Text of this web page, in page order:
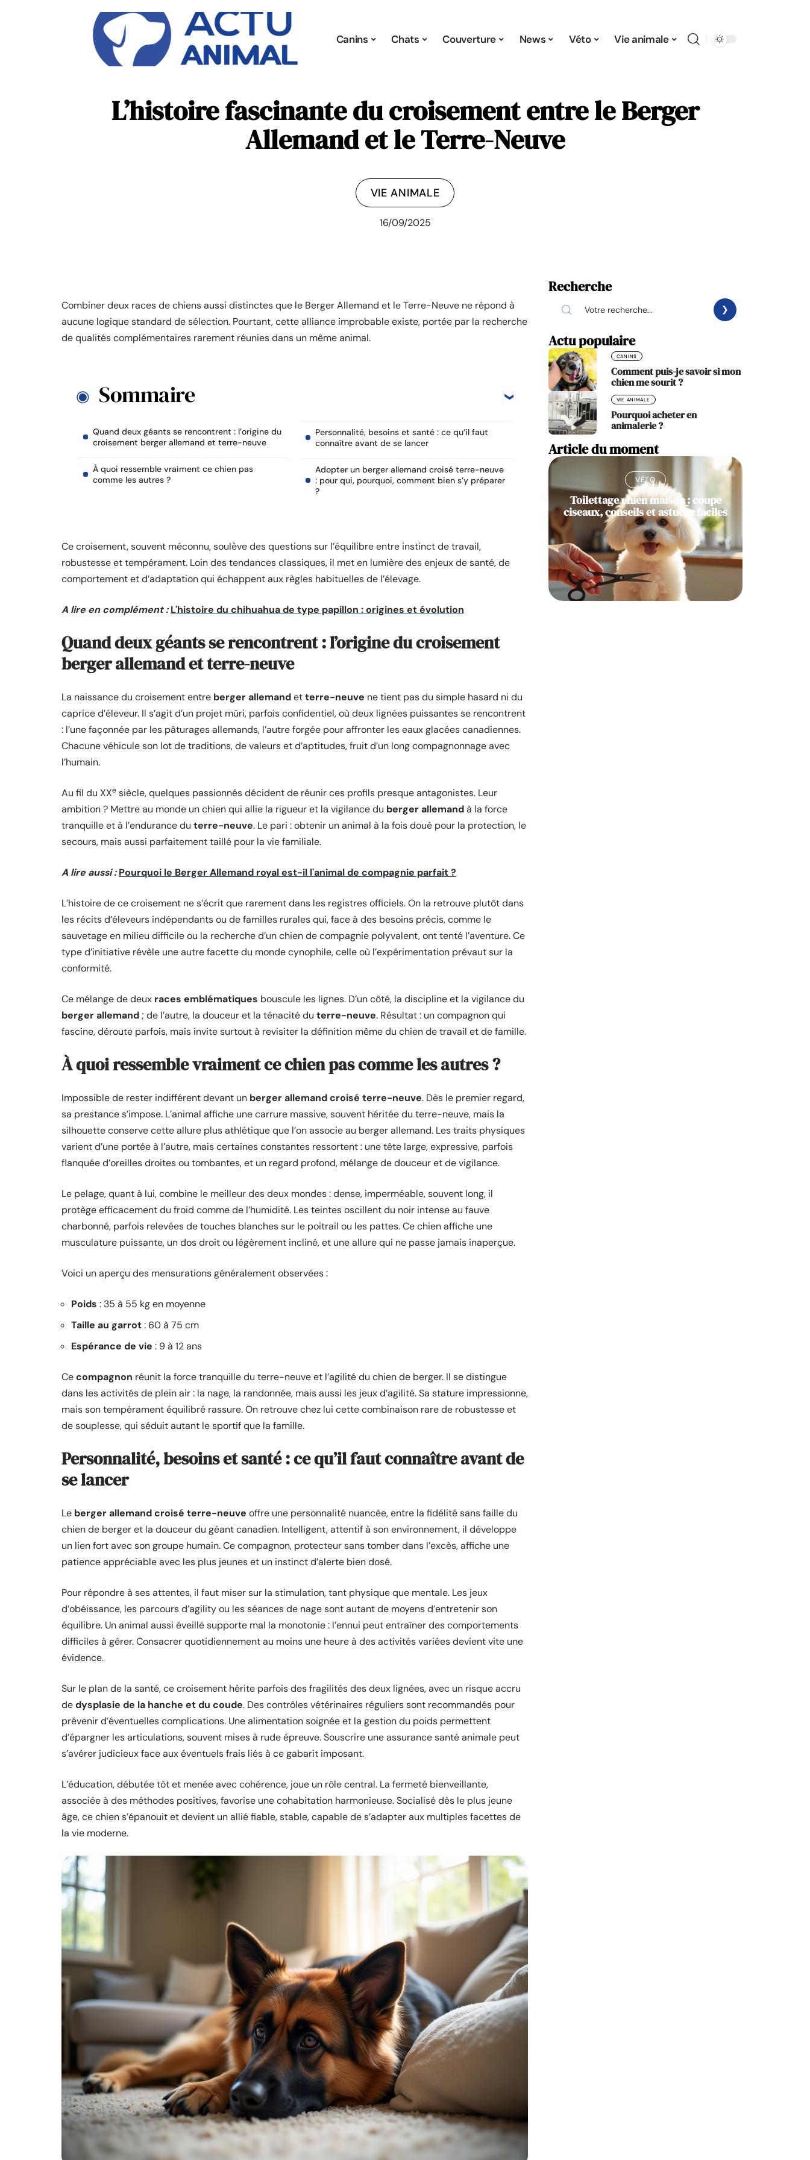
Canins Chats Couverture News Véto Vie animale
L’histoire fascinante du croisement entre le Berger
Allemand et le Terre-Neuve
VIE ANIMALE
16/09/2025
Combiner deux races de chiens aussi distinctes que le Berger Allemand et le Terre-Neuve ne répond à
aucune logique standard de sélection. Pourtant, cette alliance improbable existe, portée par la recherche
de qualités complémentaires rarement réunies dans un même animal.
Sommaire
Quand deux géants se rencontrent : l’origine du
croisement berger allemand et terre-neuve
À quoi ressemble vraiment ce chien pas
comme les autres ?
Personnalité, besoins et santé : ce qu’il faut
connaître avant de se lancer
Adopter un berger allemand croisé terre-neuve
: pour qui, pourquoi, comment bien s’y préparer
?
Ce croisement, souvent méconnu, soulève des questions sur l’équilibre entre instinct de travail,
robustesse et tempérament. Loin des tendances classiques, il met en lumière des enjeux de santé, de
comportement et d’adaptation qui échappent aux règles habituelles de l’élevage.
A lire en complément : L'histoire du chihuahua de type papillon : origines et évolution
Quand deux géants se rencontrent : l’origine du croisement
berger allemand et terre-neuve
La naissance du croisement entre berger allemandetterre-neuve ne tient pas du simple hasard ni du
caprice d’éleveur. Il s’agit d’un projet mûri, parfois confidentiel, où deux lignées puissantes se rencontrent
: l’une façonnée par les pâturages allemands, l’autre forgée pour affronter les eaux glacées canadiennes.
Chacune véhicule son lot de traditions, de valeurs et d’aptitudes, fruit d’un long compagnonnage avec
l’humain.
Au fil du XXe siècle, quelques passionnés décident de réunir ces profils presque antagonistes. Leur
ambition ? Mettre au monde un chien qui allie la rigueur et la vigilance du berger allemandà la force
tranquille et à l’endurance du terre-neuve. Le pari : obtenir un animal à la fois doué pour la protection, le
secours, mais aussi parfaitement taillé pour la vie familiale.
A lire aussi : Pourquoi le Berger Allemand royal est-il l'animal de compagnie parfait ?
L’histoire de ce croisement ne s’écrit que rarement dans les registres officiels. On la retrouve plutôt dans
les récits d’éleveurs indépendants ou de familles rurales qui, face à des besoins précis, comme le
sauvetage en milieu difficile ou la recherche d’un chien de compagnie polyvalent, ont tenté l’aventure. Ce
type d’initiative révèle une autre facette du monde cynophile, celle où l’expérimentation prévaut sur la
conformité.
Ce mélange de deux races emblématiques bouscule les lignes. D’un côté, la discipline et la vigilance du
berger allemand ; de l’autre, la douceur et la ténacité du terre-neuve. Résultat : un compagnon qui
fascine, déroute parfois, mais invite surtout à revisiter la définition même du chien de travail et de famille.
À quoi ressemble vraiment ce chien pas comme les autres ?
Impossible de rester indifférent devant un berger allemand croisé terre-neuve. Dès le premier regard,
sa prestance s’impose. L’animal affiche une carrure massive, souvent héritée du terre-neuve, mais la
silhouette conserve cette allure plus athlétique que l’on associe au berger allemand. Les traits physiques
varient d’une portée à l’autre, mais certaines constantes ressortent : une tête large, expressive, parfois
flanquée d’oreilles droites ou tombantes, et un regard profond, mélange de douceur et de vigilance.
Le pelage, quant à lui, combine le meilleur des deux mondes : dense, imperméable, souvent long, il
protège efficacement du froid comme de l’humidité. Les teintes oscillent du noir intense au fauve
charbonné, parfois relevées de touches blanches sur le poitrail ou les pattes. Ce chien affiche une
musculature puissante, un dos droit ou légèrement incliné, et une allure qui ne passe jamais inaperçue.
Voici un aperçu des mensurations généralement observées :
Poids : 35 à 55 kg en moyenne
Taille au garrot: 60 à 75 cm
Espérance de vie : 9 à 12 ans
Cecompagnon réunit la force tranquille du terre-neuve et l’agilité du chien de berger. Il se distingue
dans les activités de plein air : la nage, la randonnée, mais aussi les jeux d’agilité. Sa stature impressionne,
mais son tempérament équilibré rassure. On retrouve chez lui cette combinaison rare de robustesse et
de souplesse, qui séduit autant le sportif que la famille.
Personnalité, besoins et santé : ce qu’il faut connaître avant de
se lancer
Le berger allemand croisé terre-neuve offre une personnalité nuancée, entre la fidélité sans faille du
chien de berger et la douceur du géant canadien. Intelligent, attentif à son environnement, il développe
un lien fort avec son groupe humain. Ce compagnon, protecteur sans tomber dans l’excès, affiche une
patience appréciable avec les plus jeunes et un instinct d’alerte bien dosé.
Pour répondre à ses attentes, il faut miser sur la stimulation, tant physique que mentale. Les jeux
d’obéissance, les parcours d’agility ou les séances de nage sont autant de moyens d’entretenir son
équilibre. Un animal aussi éveillé supporte mal la monotonie : l’ennui peut entraîner des comportements
difficiles à gérer. Consacrer quotidiennement au moins une heure à des activités variées devient vite une
évidence.
Sur le plan de la santé, ce croisement hérite parfois des fragilités des deux lignées, avec un risque accru
dedysplasie de la hanche et du coude. Des contrôles vétérinaires réguliers sont recommandés pour
prévenir d’éventuelles complications. Une alimentation soignée et la gestion du poids permettent
d’épargner les articulations, souvent mises à rude épreuve. Souscrire une assurance santé animale peut
s’avérer judicieux face aux éventuels frais liés à ce gabarit imposant.
L’éducation, débutée tôt et menée avec cohérence, joue un rôle central. La fermeté bienveillante,
associée à des méthodes positives, favorise une cohabitation harmonieuse. Socialisé dès le plus jeune
âge, ce chien s’épanouit et devient un allié fiable, stable, capable de s’adapter aux multiples facettes de
la vie moderne.
Recherche
Actu populaire
CANINS
Comment puis-je savoir si mon
chien me sourit ?
VIE ANIMALE
Pourquoi acheter en
animalerie ?
Article du moment
VÉTO
Toilettage chien maison : coupe
ciseaux, conseils et astuces faciles